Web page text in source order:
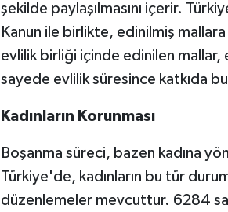
şekilde paylaşılmasını içerir.
Kanun ile birlikte, edinilmiş
evlilik birliği içinde edinilen mallar,
sayede evlilik süresince katkıda
Kadınların Korunması
Boşanma süreci, bazen kadına
Türkiye'de, kadınların bu tür
düzenlemeler mevcuttur. 6284